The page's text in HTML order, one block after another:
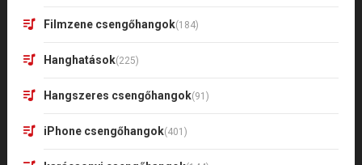
Filmzene csengőhangok(184)
Hanghatások(225)
Hangszeres csengőhangok(91)
iPhone csengőhangok(401)